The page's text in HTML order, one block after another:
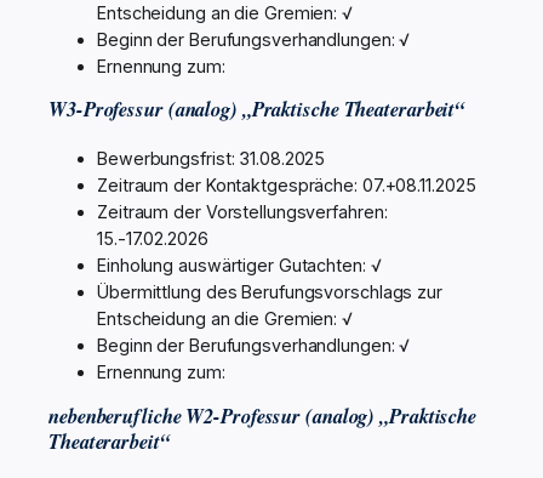
Entscheidung an die Gremien: √
Beginn der Berufungsverhandlungen: √
Ernennung zum:
W3-Professur (analog) „Praktische Theaterarbeit“
Bewerbungsfrist: 31.08.2025
Zeitraum der Kontaktgespräche: 07.+08.11.2025
Zeitraum der Vorstellungsverfahren:
15.-17.02.2026
Einholung auswärtiger Gutachten: √
Übermittlung des Berufungsvorschlags zur
Entscheidung an die Gremien: √
Beginn der Berufungsverhandlungen: √
Ernennung zum:
nebenberufliche W2-Professur (analog) „Praktische
Theaterarbeit“